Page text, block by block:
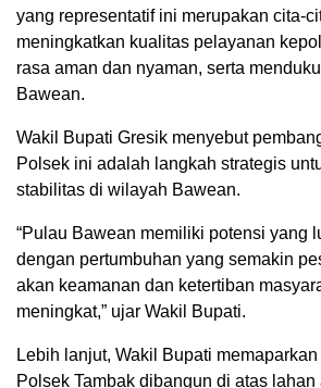
yang representatif ini merupakan cita-
meningkatkan kualitas pelayanan
rasa aman dan nyaman, serta
Bawean.
Wakil Bupati Gresik menyebut
Polsek ini adalah langkah strategis
stabilitas di wilayah Bawean.
“Pulau Bawean memiliki potensi yang
dengan pertumbuhan yang semakin
akan keamanan dan ketertiban
meningkat,” ujar Wakil Bupati.
Lebih lanjut, Wakil Bupati
Polsek Tambak dibangun di atas lahan